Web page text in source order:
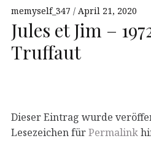
memyself_347 April 21, 2020
Jules et Jim –
Truffaut
Dieser Eintrag wurde
Lesezeichen fürPermalink